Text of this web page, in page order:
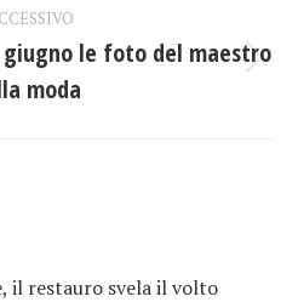
Prossimo
post:
le foto del maestro
moda
il restauro svela il volto